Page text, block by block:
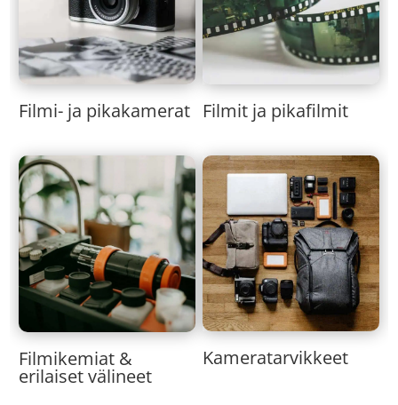
Filmi- ja pikakamerat Filmit ja pikafilmit
Filmikemiat &
erilaiset välineet
Kameratarvikkeet